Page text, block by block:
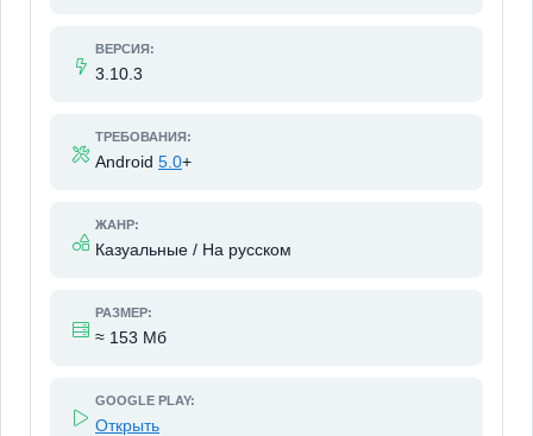
ВЕРСИЯ:
3.10.3
ТРЕБОВАНИЯ:
Android 5.0+
ЖАНР:
Казуальные / На русском
РАЗМЕР:
≈ 153 Мб
GOOGLE PLAY:
Открыть